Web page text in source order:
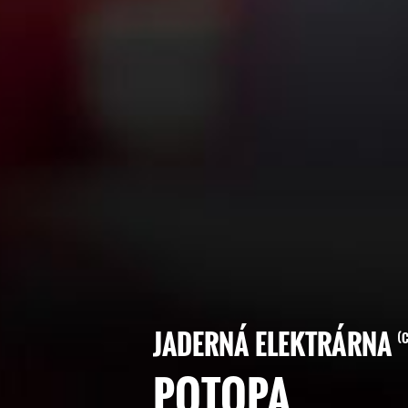
JADERNÁ ELEKTRÁRNA